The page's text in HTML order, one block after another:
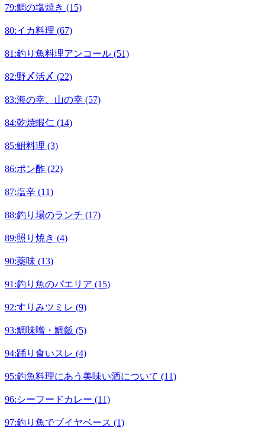
79:鯛の塩焼き (15)
80:イカ料理 (67)
81:釣り魚料理アンコール (51)
82:野〆活〆 (22)
83:海の幸、山の幸 (57)
84:乾焼蝦仁 (14)
85:鮒料理 (3)
86:ポン酢 (22)
87:塩辛 (11)
88:釣り場のランチ (17)
89:照り焼き (4)
90:薬味 (13)
91:釣り魚のパエリア (15)
92:すりみツミレ (9)
93:鯛味噌・鯛飯 (5)
94:踊り食いスレ (4)
95:釣魚料理にあう美味い酒について (11)
96:シーフードカレー (11)
97:釣り魚でブイヤベース (1)